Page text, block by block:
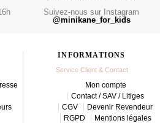
Suivez-nous sur Instagram
@minikane_for_kids
INFORMATIONS
Service Client & Contact
Mon compte
Contact / SAV / Litiges
CGV
Devenir Revendeur
RGPD
Mentions légales